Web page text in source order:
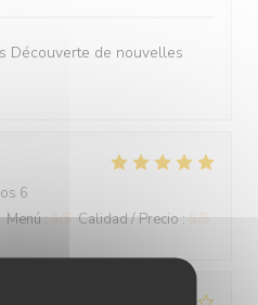
Découverte de nouvelles
6
Menú:5/5 Calidad / Precio: 5/5